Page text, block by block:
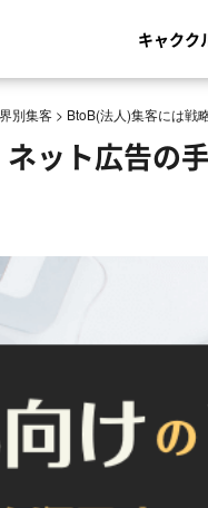
キャクク
別集客 > BtoB(法人)集客には戦
ット広告の